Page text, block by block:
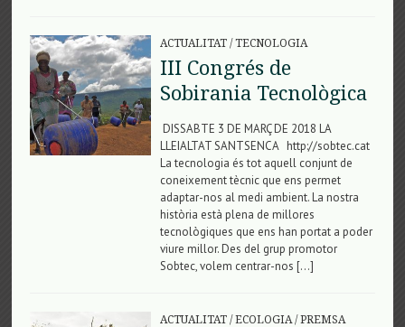
ACTUALITAT/TECNOLOGIA
III Congrés de
Sobirania Tecnològica
DISSABTE 3 DE MARÇ DE 2018 LA
LLEIALTAT SANTSENCA http://sobtec.cat
La tecnologia és tot aquell conjunt de
coneixement tècnic que ens permet
adaptar-nos al medi ambient. La nostra
història està plena de millores
tecnològiques que ens han portat a poder
viure millor. Des del grup promotor
Sobtec, volem centrar-nos […]
ACTUALITAT/ECOLOGIA/PREMSA